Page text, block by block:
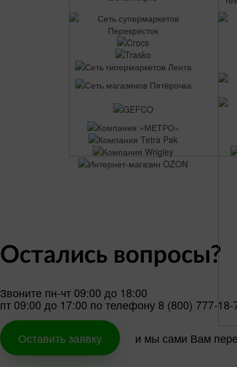
Остались вопросы?
Звоните пн-чт 09:00 до 18:00
пт 09:00 до 17:00 по телефону 8 (800) 777-18-
Оставить заявку и мы сами Вам